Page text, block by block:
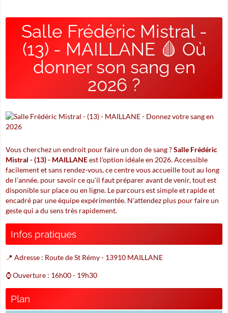
Salle Frédéric Mistral -
(13) - MAILLANE 🩸 Où
donner son sang en
2026 ?
Vous cherchez un endroit pour faire un don de sang ?Salle Frédéric
Mistral - (13) - MAILLANEest l'option idéale en 2026. Accessible
facilement et sans rendez-vous, ce centre vous accueille tout au long
de l'année. pour savoir ce qu'il faut préparer avant de venir, tout est
disponible sur place ou en ligne. Le parcours est simple et rapide et
encadré par une équipe expérimentée. N'attendez plus pour faire un
geste qui a du sens très rapidement.
Infos pratiques
📍 Adresse : Route de St Rémy - 13910 MAILLANE
⌚ Ouverture : 16h00 - 19h30
Plan